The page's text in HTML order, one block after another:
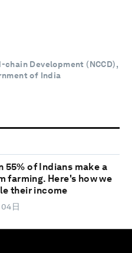
Development (NCCD),
of India
55% of Indians make a
farming. Here's how we
their income
日